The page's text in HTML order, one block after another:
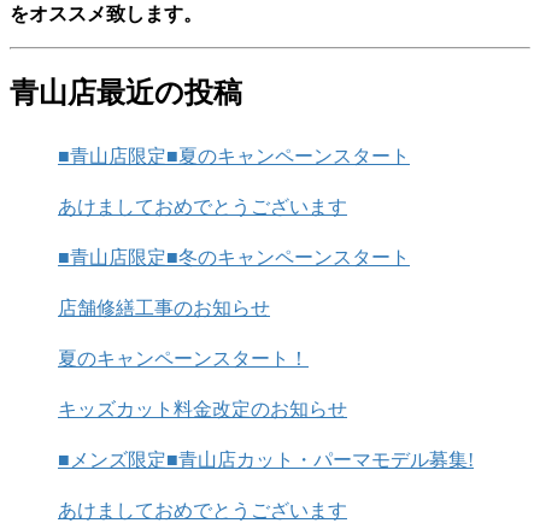
をオススメ致します。
青山店最近の投稿
■青山店限定■夏のキャンペーンスタート
あけましておめでとうございます
■青山店限定■冬のキャンペーンスタート
店舗修繕工事のお知らせ
夏のキャンペーンスタート！
キッズカット料金改定のお知らせ
■メンズ限定■青山店カット・パーマモデル募集!
あけましておめでとうございます